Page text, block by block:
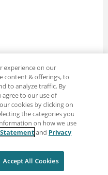
用條款
experience on our
content & offerings, to
to analyze traffic. By
agree to our use of
cookies by clicking on
the categories you
on how we use
and Privacy
Accept All Cookies